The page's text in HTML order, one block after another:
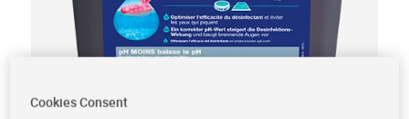
Cookies Consent